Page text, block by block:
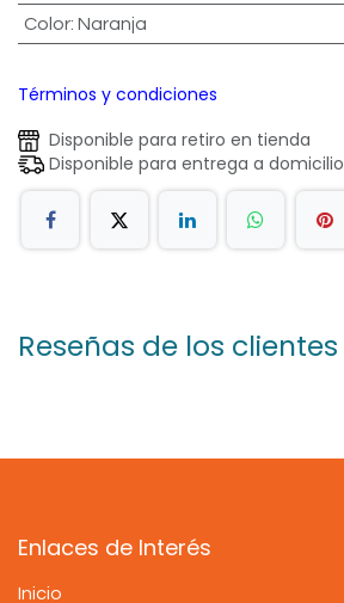
Color: Naranja
Términos y condiciones
Disponible para retiro en tienda
Disponible para entrega a domicilio
Reseñas de los clientes
Enlaces de Interés
Inicio